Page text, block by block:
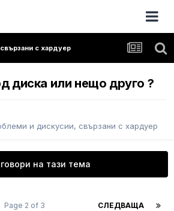
с хардуер
диска или нещо друго ?
и дискусии, свързани с хардуер
на тази тема
СЛЕДВАЩА
Page 2 of 3